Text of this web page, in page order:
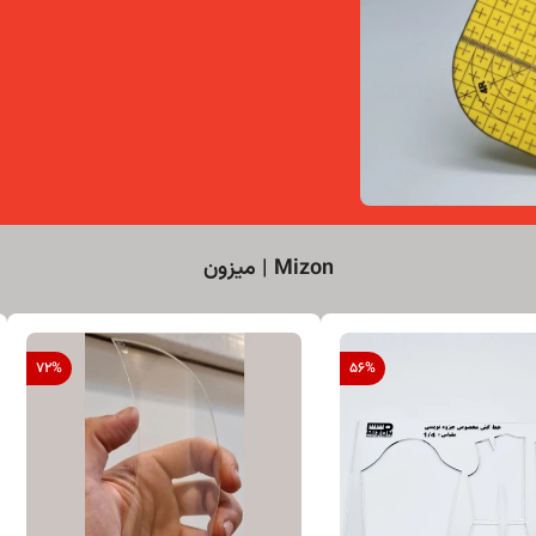
Mizon | میزون
56%
72%